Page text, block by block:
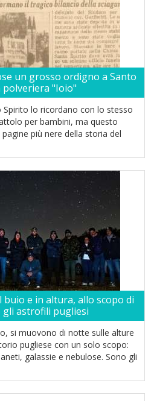
un grosso ordigno a Santo
polveriera "Ioio"
Spirito lo ricordano con lo stesso
per bambini, ma questo
più nere della storia del
e in altura, allo scopo di
astrofili pugliesi
si muovono di notte sulle alture
pugliese con un solo scopo:
galassie e nebulose. Sono gli